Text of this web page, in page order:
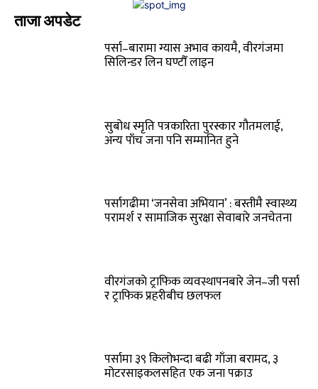
ताजा अपडेट
पर्सा–बारामा ग्यास अभाव कायमै, वीरगंजमा
सिलिन्डर लिन घण्टौँ लाइन
सुबोध स्मृति पत्रकारिता पुरस्कार गौतमलाई,
अन्य पाँच जना पनि सम्मानित हुने
पर्सागढीमा ‘जनसेवा अभियान’ : बस्तीमै स्वास्थ्य
परामर्श र सामाजिक सुरक्षा सेवाबारे जनचेतना
वीरगंजकाे ट्राफिक व्यवस्थापनबारे जेन–जी पर्सा
र ट्राफिक प्रहरीबीच छलफल
पर्सामा ३९ किलोभन्दा बढी गाँजा बरामद, ३
मोटरसाइकलसहित एक जना पक्राउ